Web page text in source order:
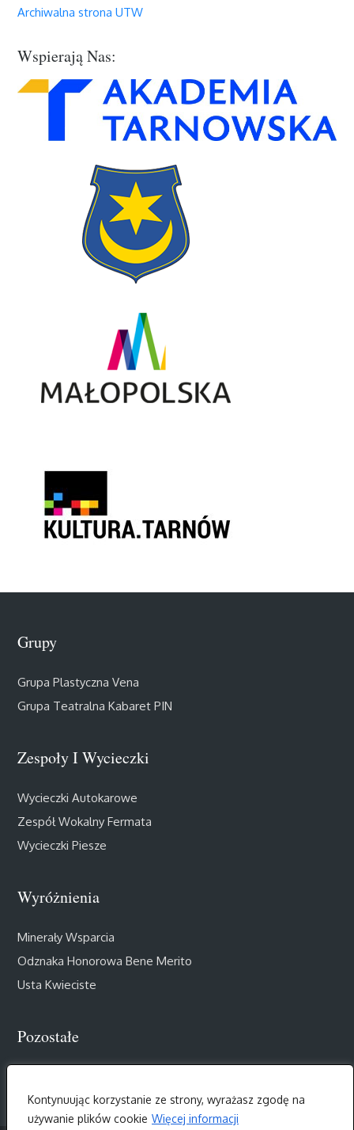
Kontynuując korzystanie ze strony, wyrażasz zgodę na
używanie plików cookie Więcej informacji
Archiwalna strona UTW
Wspierają Nas:
Grupy
Grupa Plastyczna Vena
Grupa Teatralna Kabaret PIN
Zespoły I Wycieczki
Wycieczki Autokarowe
Zespół Wokalny Fermata
Wycieczki Piesze
Wyróżnienia
Minerały Wsparcia
Odznaka Honorowa Bene Merito
Usta Kwieciste
Pozostałe